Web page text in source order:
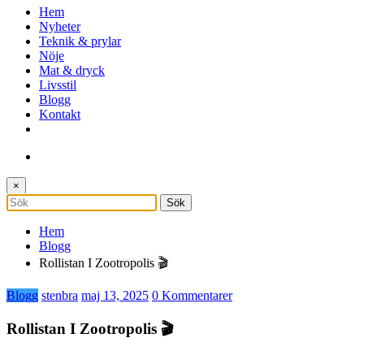
Hem
Nyheter
Teknik & prylar
Nöje
Mat & dryck
Livsstil
Blogg
Kontakt
×
Hem
Blogg
Rollistan I Zootropolis 🎬
Blogg stenbra maj 13, 2025 0 Kommentarer
Rollistan I Zootropolis 🎬